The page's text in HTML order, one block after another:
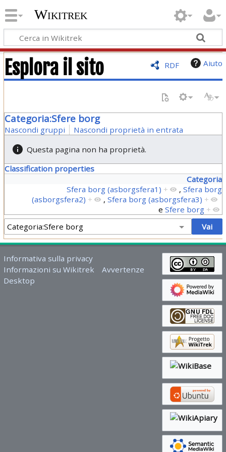
Wikitrek
RDF Aiuto
Esplora il sito
Categoria:Sfere borg
Nascondi gruppi
Nascondi proprietà in entrata
Questa pagina non ha proprietà.
Classification properties
Categoria
Sfera borg (asborgsfera1) + ,Sfera borg
(asborgsfera2) + ,Sfera borg (asborgsfera3) +
eSfere borg +
Informativa sulla privacy
Informazioni su Wikitrek
Avvertenze
Desktop